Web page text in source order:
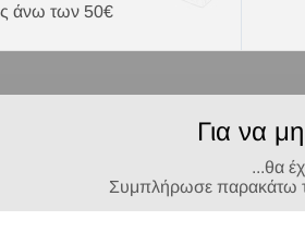
άνω των 50€
Για να
...θα
Συμπλήρωσε παρακάτω